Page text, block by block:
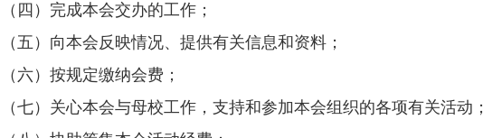
（四）完成本会交办的工作；
（五）向本会反映情况、提供有关信息和资料；
（六）按规定缴纳会费；
（七）关心本会与母校工作，支持和参加本会组织的各项有关活动；